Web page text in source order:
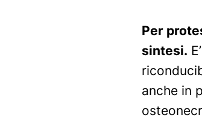
Per
sintesi.
anche in